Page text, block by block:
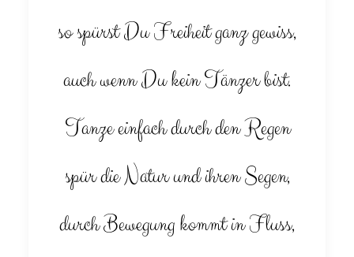
so spürst Du Freiheit ganz gewiss,
auch wenn Du kein Tänzer bist.
Tanze einfach durch den Regen
spür die Natur und ihren Segen,
durch Bewegung kommt in Fluss,